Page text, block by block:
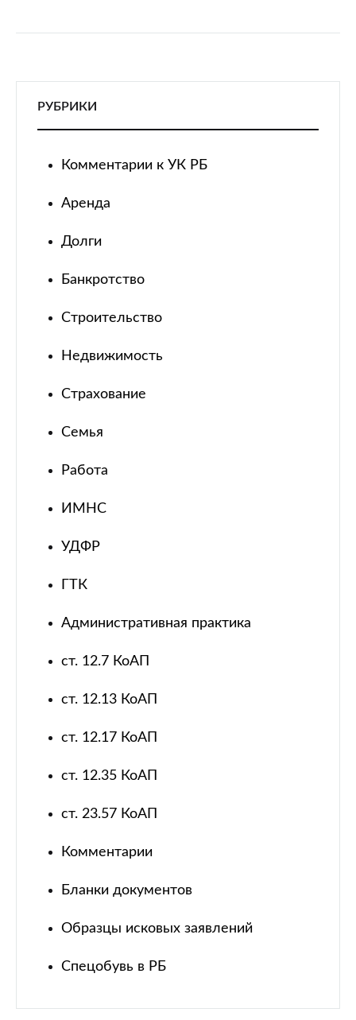
РУБРИКИ
Комментарии к УК РБ
Аренда
Долги
Банкротство
Строительство
Недвижимость
Страхование
Семья
Работа
ИМНС
УДФР
ГТК
Административная практика
ст. 12.7 КоАП
ст. 12.13 КоАП
ст. 12.17 КоАП
ст. 12.35 КоАП
ст. 23.57 КоАП
Комментарии
Бланки документов
Образцы исковых заявлений
Спецобувь в РБ